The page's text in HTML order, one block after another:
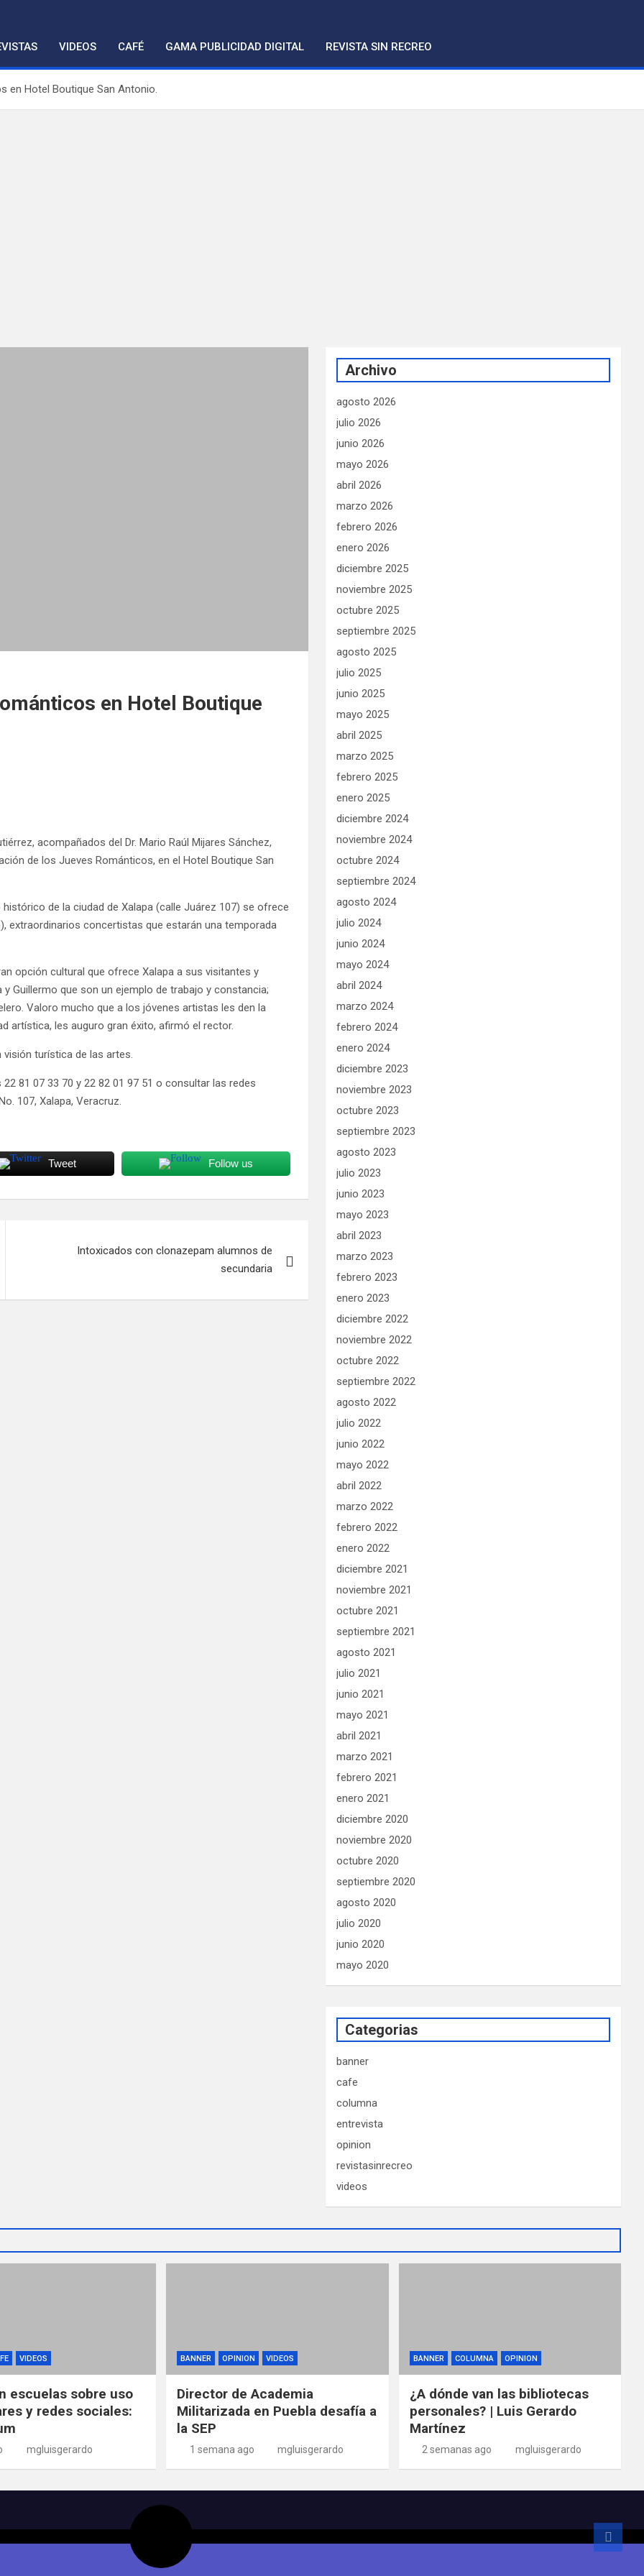
VIDEOS CAFÉ GAMA PUBLICIDAD DIGITAL REVISTA SIN RECREO
en Hotel Boutique San Antonio.
en Hotel Boutique
acompañados del Dr. Mario Raúl Mijares Sánchez,
de los Jueves Románticos, en el Hotel Boutique San
de la ciudad de Xalapa (calle Juárez 107) se ofrece
extraordinarios concertistas que estarán una temporada
opción cultural que ofrece Xalapa a sus visitantes y
Guillermo que son un ejemplo de trabajo y constancia;
Valoro mucho que a los jóvenes artistas les den la
artística, les auguro gran éxito, afirmó el rector.
turística de las artes.
81 07 33 70 y 22 82 01 97 51 o consultar las redes
107, Xalapa, Veracruz.
Tweet Follow us
Intoxicados con clonazepam alumnos de
secundaria
Archivo
agosto 2026
julio 2026
junio 2026
mayo 2026
abril 2026
marzo 2026
febrero 2026
enero 2026
diciembre 2025
noviembre 2025
octubre 2025
septiembre 2025
agosto 2025
julio 2025
junio 2025
mayo 2025
abril 2025
marzo 2025
febrero 2025
enero 2025
diciembre 2024
noviembre 2024
octubre 2024
septiembre 2024
agosto 2024
julio 2024
junio 2024
mayo 2024
abril 2024
marzo 2024
febrero 2024
enero 2024
diciembre 2023
noviembre 2023
octubre 2023
septiembre 2023
agosto 2023
julio 2023
junio 2023
mayo 2023
abril 2023
marzo 2023
febrero 2023
enero 2023
diciembre 2022
noviembre 2022
octubre 2022
septiembre 2022
agosto 2022
julio 2022
junio 2022
mayo 2022
abril 2022
marzo 2022
febrero 2022
enero 2022
diciembre 2021
noviembre 2021
octubre 2021
septiembre 2021
agosto 2021
julio 2021
junio 2021
mayo 2021
abril 2021
marzo 2021
febrero 2021
enero 2021
diciembre 2020
noviembre 2020
octubre 2020
septiembre 2020
agosto 2020
julio 2020
junio 2020
mayo 2020
Categorias
banner
cafe
columna
entrevista
opinion
revistasinrecreo
videos
VIDEOS
escuelas sobre uso
y redes sociales:
mgluisgerardo
BANNER OPINION VIDEOS
Director de Academia
Militarizada en Puebla desafía a
la SEP
1 semana ago mgluisgerardo
BANNER COLUMNA OPINION
¿A dónde van las bibliotecas
personales? | Luis Gerardo
Martínez
2 semanas ago mgluisgerardo